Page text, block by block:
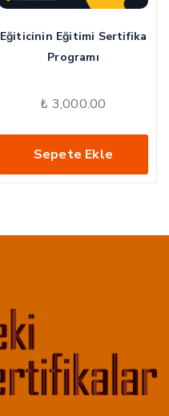
Eğiticinin Eğitimi Sertifika
Programı
₺ 3,000.00
Sepete Ekle